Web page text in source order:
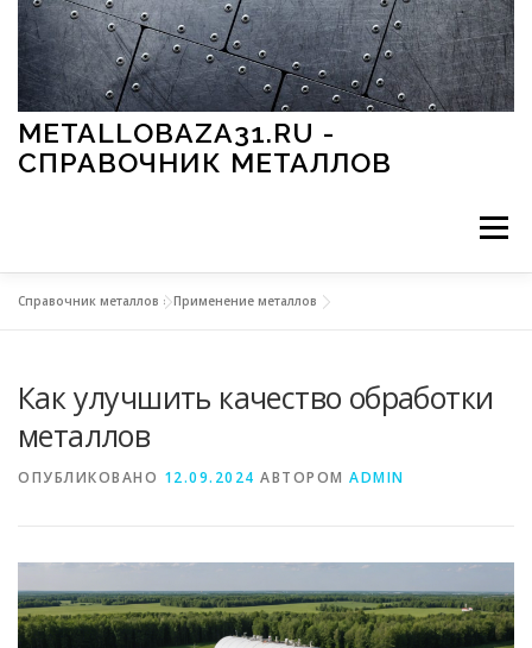
Перейти к содержимому
METALLOBAZA31.RU -
СПРАВОЧНИК МЕТАЛЛОВ
Меню
МЕТАЛЛЫ И ОКРУЖАЮЩАЯ СРЕДА
Справочник металлов »Применение металлов
Как улучшить качество обработки
металлов
ОПУБЛИКОВАНО 12.09.2024 АВТОРОМ ADMIN